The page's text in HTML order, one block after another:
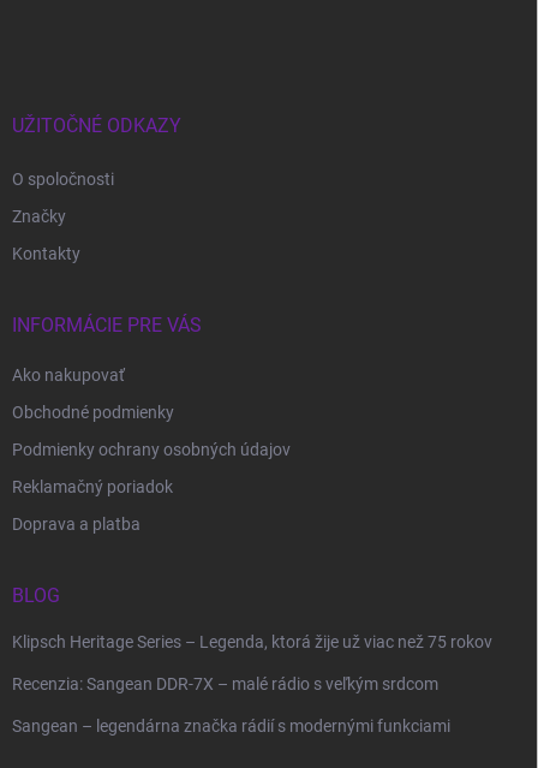
UŽITOČNÉ ODKAZY
O spoločnosti
Značky
Kontakty
INFORMÁCIE PRE VÁS
Ako nakupovať
Obchodné podmienky
Podmienky ochrany osobných údajov
Reklamačný poriadok
Doprava a platba
BLOG
Klipsch Heritage Series – Legenda, ktorá žije už viac než 75 rokov
Recenzia: Sangean DDR-7X – malé rádio s veľkým srdcom
Sangean – legendárna značka rádií s modernými funkciami